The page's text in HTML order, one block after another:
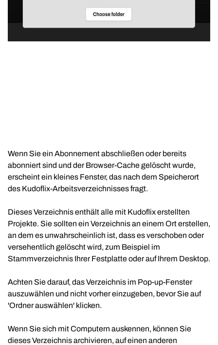
Wenn Sie ein Abonnement abschließen oder bereits
abonniert sind und der Browser-Cache gelöscht wurde,
erscheint ein kleines Fenster, das nach dem Speicherort
des Kudoflix-Arbeitsverzeichnisses fragt.
Dieses Verzeichnis enthält alle mit Kudoflix erstellten
Projekte. Sie sollten ein Verzeichnis an einem Ort erstellen,
an dem es unwahrscheinlich ist, dass es verschoben oder
versehentlich gelöscht wird, zum Beispiel im
Stammverzeichnis Ihrer Festplatte oder auf Ihrem Desktop.
Achten Sie darauf, das Verzeichnis im Pop-up-Fenster
auszuwählen und nicht vorher einzugeben, bevor Sie auf
'Ordner auswählen' klicken.
Wenn Sie sich mit Computern auskennen, können Sie
dieses Verzeichnis archivieren, auf einen anderen